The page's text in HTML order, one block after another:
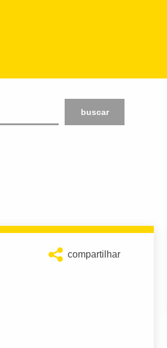
buscar
compartilhar